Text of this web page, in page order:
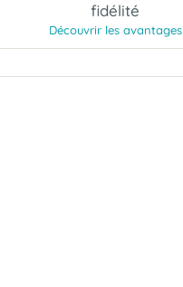
fidélité
Découvrir les avantages